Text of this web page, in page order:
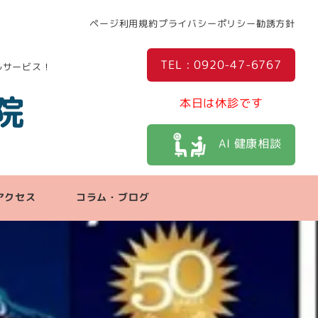
ページ利用規約プライバシーポリシー勧誘方針
ービス！ TEL : 0920-47-6767
本日は休診です
AI 健康相談
クセス コラム・ブログ